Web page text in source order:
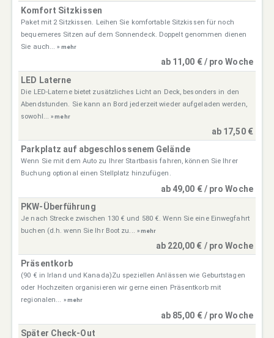
Komfort Sitzkissen
Paket mit 2 Sitzkissen. Leihen Sie komfortable Sitzkissen für noch
bequemeres Sitzen auf dem Sonnendeck. Doppelt genommen dienen
Sie auch...» mehr
ab 11,00 € / pro Woche
LED Laterne
Die LED-Laterne bietet zusätzliches Licht an Deck, besonders in den
Abendstunden. Sie kann an Bord jederzeit wieder aufgeladen werden,
sowohl...» mehr
ab 17,50 €
Parkplatz auf abgeschlossenem Gelände
Wenn Sie mit dem Auto zu Ihrer Startbasis fahren, können Sie Ihrer
Buchung optional einen Stellplatz hinzufügen.
ab 49,00 € / pro Woche
PKW-Überführung
Je nach Strecke zwischen 130 € und 580 €. Wenn Sie eine Einwegfahrt
buchen (d.h. wenn Sie Ihr Boot zu... » mehr
ab 220,00 € / pro Woche
Präsentkorb
(90 € in Irland und Kanada)Zu speziellen Anlässen wie Geburtstagen
oder Hochzeiten organisieren wir gerne einen Präsentkorb mit
regionalen... » mehr
ab 85,00 € / pro Woche
Später Check-Out